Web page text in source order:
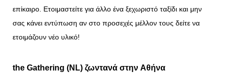
επίκαιρο. Ετοιμαστείτε για άλλο ένα ξεχωριστό ταξίδι και μην
σας κάνει εντύπωση αν στο προσεχές μέλλον τους δείτε να
ετοιμάζουν νέο υλικό!
the Gathering (NL) ζωντανά στην Αθήνα